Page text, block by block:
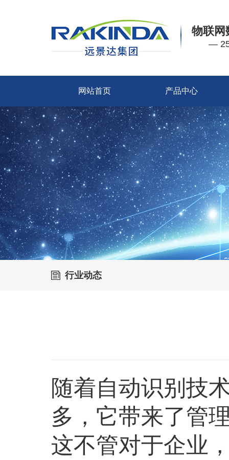
物联网
—
网站首页 产品中心
行业动态
随着自动识别技
多，它带来了管
这不管对于企业